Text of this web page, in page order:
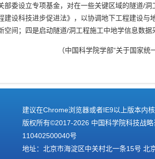
部委设立专项基金，对在一些关键区域的隧道/
建设科技进步促进法》，以协调地下工程建设
空间；四是启动隧道/洞工程施工中地学信息数据
（中国科学院学部“关于国家
建议在Chrome浏览器或者IE9以上版本内
版权所有©2017-2026 中国科学院科技战
110402500040号
地址：北京市海淀区中关村北一条15号 北